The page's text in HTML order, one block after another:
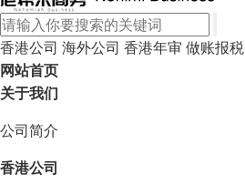
香港公司 海外公司 香港年审 做账报税
网站首页
关于我们
公司简介
香港公司